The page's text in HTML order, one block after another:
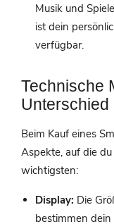
Musik und
ist dein
verfügbar.
Technische
Unterschied
Beim Kauf eines
Aspekte, auf die
wichtigsten:
Display: Die
bestimmen